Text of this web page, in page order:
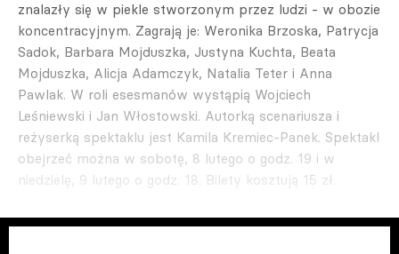
znalazły się w piekle stworzonym przez ludzi - w obozie
koncentracyjnym. Zagrają je: Weronika Brzoska, Patrycja
Sadok, Barbara Mojduszka, Justyna Kuchta, Beata
Mojduszka, Alicja Adamczyk, Natalia Teter i Anna
Pawlak. W roli esesmanów wystąpią Wojciech
Leśniewski i Jan Włostowski. Autorką scenariusza i
reżyserką spektaklu jest Kamila Kremiec-Panek. Spektakl
obejrzeć można w sobotę, 8 lutego o godz. 19 i w
niedzielę, 9 lutego o godz. 18. Bilety kosztują 15 zł.